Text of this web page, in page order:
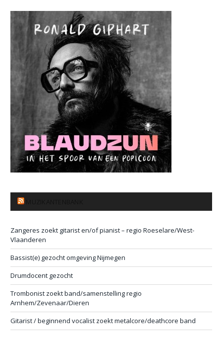
Zangeres zoekt gitarist en/of pianist – regio Roeselare/West-
Vlaanderen
Bassist(e) gezocht omgeving Nijmegen
Drumdocent gezocht
Trombonist zoekt band/samenstelling regio
Arnhem/Zevenaar/Dieren
Gitarist / beginnend vocalist zoekt metalcore/deathcore band